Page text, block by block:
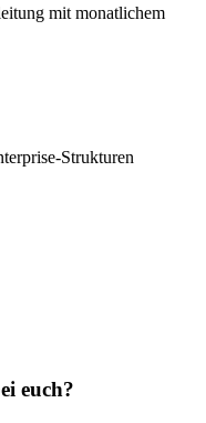
mit monatlichem
Strukturen
euch?